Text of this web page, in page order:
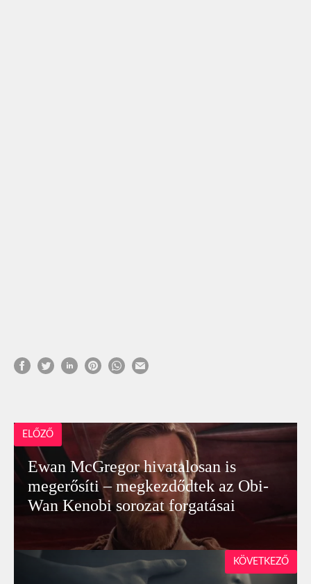
ELŐZŐ
Ewan McGregor hivatalosan is
megerősíti – megkezdődtek az Obi-
Wan Kenobi sorozat forgatásai
KÖVETKEZŐ